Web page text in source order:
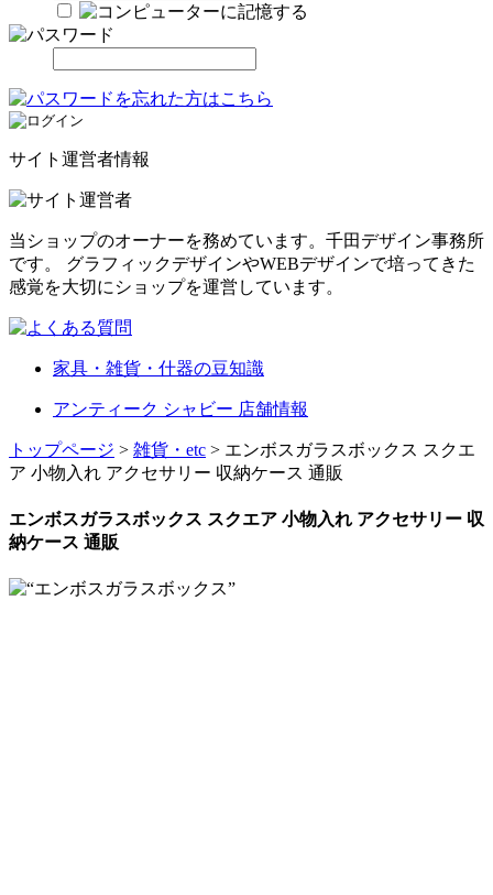
サイト運営者情報
当ショップのオーナーを務めています。千田デザイン事務所
です。 グラフィックデザインやWEBデザインで培ってきた
感覚を大切にショップを運営しています。
家具・雑貨・什器の豆知識
アンティーク シャビー 店舗情報
トップページ > 雑貨・etc > エンボスガラスボックス スクエ
ア 小物入れ アクセサリー 収納ケース 通販
エンボスガラスボックス スクエア 小物入れ アクセサリー 収
納ケース 通販